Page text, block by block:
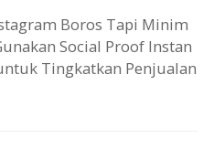
Boros Tapi Minim
Social Proof Instan
Tingkatkan Penjualan